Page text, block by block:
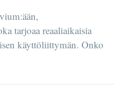
tarjoaa reaaliaikaisia
käyttöliittymän. Onko